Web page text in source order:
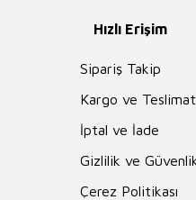
Hızlı Erişim
Sipariş Takip
Kargo ve Teslimat
İptal ve İade
Gizlilik ve
Çerez Politikası